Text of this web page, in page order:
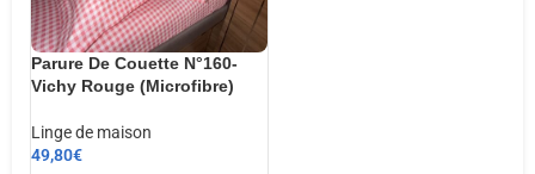
Parure De Couette N°160-
Vichy Rouge (Microfibre)
Linge de maison
49,80€